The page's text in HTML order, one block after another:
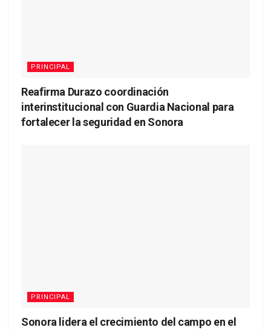
PRINCIPAL
Reafirma Durazo coordinación
interinstitucional con Guardia Nacional para
fortalecer la seguridad en Sonora
PRINCIPAL
Sonora lidera el crecimiento del campo en el